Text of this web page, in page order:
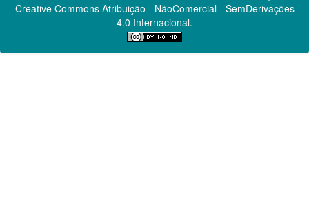
Creative CommonsAtribuição - NãoComercial - SemDerivações
4.0 Internacional.